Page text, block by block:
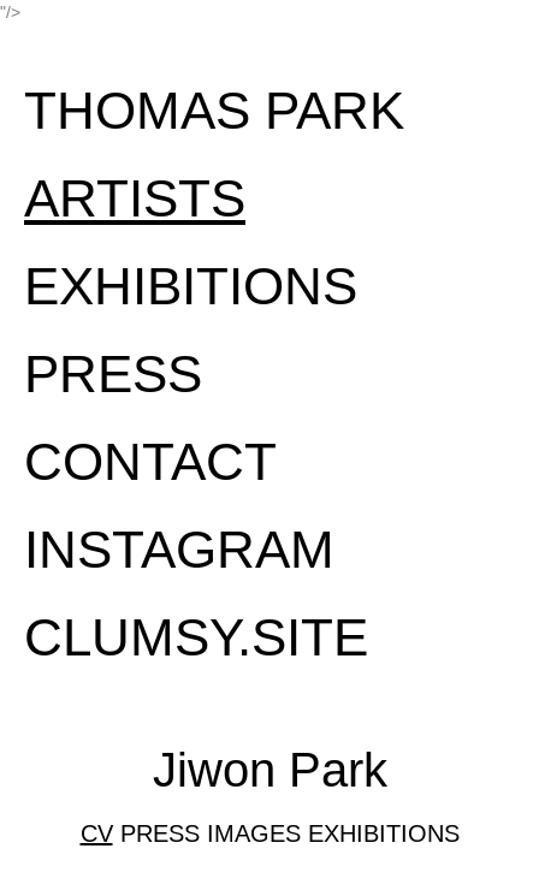
"/>
THOMAS PARK
ARTISTS
EXHIBITIONS
PRESS
CONTACT
INSTAGRAM
CLUMSY.SITE
Jiwon Park
CV PRESS IMAGES EXHIBITIONS